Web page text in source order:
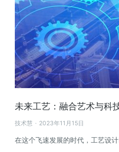
未来工艺：融合艺术与科
技术慧 2023年11月15日
在这个飞速发展的时代，工艺设